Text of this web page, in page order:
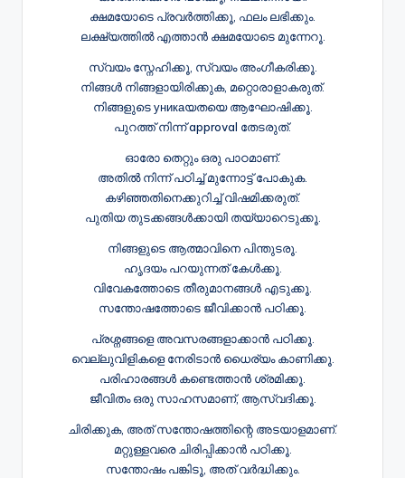
ക്ഷമയോടെ പ്രവർത്തിക്കൂ, ഫലം ലഭിക്കും.
ലക്ഷ്യത്തിൽ എത്താൻ ക്ഷമയോടെ മുന്നേറൂ.
സ്വയം സ്നേഹിക്കൂ, സ്വയം അംഗീകരിക്കൂ.
നിങ്ങൾ നിങ്ങളായിരിക്കുക, മറ്റൊരാളാകരുത്.
നിങ്ങളുടെ уникаയതയെ ആഘോഷിക്കൂ.
പുറത്ത് നിന്ന് approval തേടരുത്.
ഓരോ തെറ്റും ഒരു പാഠമാണ്.
അതിൽ നിന്ന് പഠിച്ച് മുന്നോട്ട് പോകുക.
കഴിഞ്ഞതിനെക്കുറിച്ച് വിഷമിക്കരുത്.
പുതിയ തുടക്കങ്ങൾക്കായി തയ്യാറെടുക്കൂ.
നിങ്ങളുടെ ആത്മാവിനെ പിന്തുടരൂ.
ഹൃദയം പറയുന്നത് കേൾക്കൂ.
വിവേകത്തോടെ തീരുമാനങ്ങൾ എടുക്കൂ.
സന്തോഷത്തോടെ ജീവിക്കാൻ പഠിക്കൂ.
പ്രശ്നങ്ങളെ അവസരങ്ങളാക്കാൻ പഠിക്കൂ.
വെല്ലുവിളികളെ നേരിടാൻ ധൈര്യം കാണിക്കൂ.
പരിഹാരങ്ങൾ കണ്ടെത്താൻ ശ്രമിക്കൂ.
ജീവിതം ഒരു സാഹസമാണ്, ആസ്വദിക്കൂ.
ചിരിക്കുക, അത് സന്തോഷത്തിന്റെ അടയാളമാണ്.
മറ്റുള്ളവരെ ചിരിപ്പിക്കാൻ പഠിക്കൂ.
സന്തോഷം പങ്കിടൂ, അത് വർദ്ധിക്കും.